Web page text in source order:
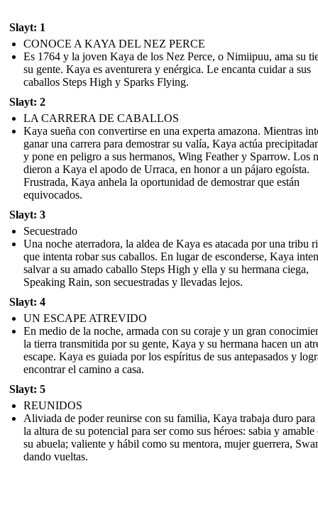
Slayt: 1
CONOCE A KAYA DEL NEZ PERCE
Es 1764 y la joven Kaya de los Nez Perce, o Nimiipuu, ama su
su gente. Kaya es aventurera y enérgica. Le encanta cuidar a sus
caballos Steps High y Sparks Flying.
Slayt: 2
LA CARRERA DE CABALLOS
Kaya sueña con convertirse en una experta amazona. Mientras
ganar una carrera para demostrar su valía, Kaya actúa
y pone en peligro a sus hermanos, Wing Feather y Sparrow. Los
dieron a Kaya el apodo de Urraca, en honor a un pájaro egoísta.
Frustrada, Kaya anhela la oportunidad de demostrar que están
equivocados.
Slayt: 3
Secuestrado
Una noche aterradora, la aldea de Kaya es atacada por una tribu
que intenta robar sus caballos. En lugar de esconderse, Kaya
salvar a su amado caballo Steps High y ella y su hermana ciega,
Speaking Rain, son secuestradas y llevadas lejos.
Slayt: 4
UN ESCAPE ATREVIDO
En medio de la noche, armada con su coraje y un gran
la tierra transmitida por su gente, Kaya y su hermana hacen un
escape. Kaya es guiada por los espíritus de sus antepasados y
encontrar el camino a casa.
Slayt: 5
REUNIDOS
Aliviada de poder reunirse con su familia, Kaya trabaja duro para
la altura de su potencial para ser como sus héroes: sabia y amable
su abuela; valiente y hábil como su mentora, mujer guerrera,
dando vueltas.